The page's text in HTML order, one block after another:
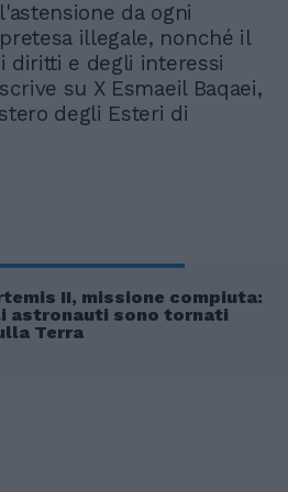
da ogni
illegale, nonché il
diritti e degli interessi
su X Esmaeil Baqaei,
degli Esteri di
II, missione compiuta:
astronauti sono tornati
Terra